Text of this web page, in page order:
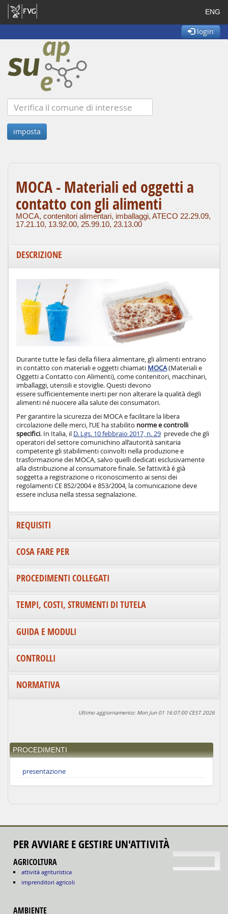
ENG
login
MOCA - Materiali ed oggetti a
contatto con gli alimenti
MOCA, contenitori alimentari, imballaggi, ATECO 22.29.09,
17.21.10, 13.92.00, 25.99.10, 23.13.00
DESCRIZIONE
Durante tutte le fasi della filiera alimentare, gli alimenti entrano
in contatto con materiali e oggetti chiamati MOCA(Materiali e
Oggetti a Contatto con Alimenti), come contenitori, macchinari,
imballaggi, utensili e stoviglie. Questi devono
essere sufficientemente inerti per non alterare la qualità degli
alimenti né nuocere alla salute dei consumatori.
Per garantire la sicurezza dei MOCA e facilitare la libera
circolazione delle merci, l’UE ha stabilito norme e controlli
specifici. In Italia, il D. Lgs. 10 febbraio 2017, n. 29 prevede che gli
operatori del settore comunichino all’autorità sanitaria
competente gli stabilimenti coinvolti nella produzione e
trasformazione dei MOCA, salvo quelli dedicati esclusivamente
alla distribuzione al consumatore finale. Se l’attività è già
soggetta a registrazione o riconoscimento ai sensi dei
regolamenti CE 852/2004 e 853/2004, la comunicazione deve
essere inclusa nella stessa segnalazione.
REQUISITI
COSA FARE PER
PROCEDIMENTI COLLEGATI
TEMPI, COSTI, STRUMENTI DI TUTELA
GUIDA E MODULI
CONTROLLI
NORMATIVA
Ultimo aggiornamento: Mon Jun 01 16:07:00 CEST 2026
PROCEDIMENTI
presentazione
PER AVVIARE E GESTIRE UN'ATTIVITÀ
AGRICOLTURA
attività agrituristica
imprenditori agricoli
AMBIENTE